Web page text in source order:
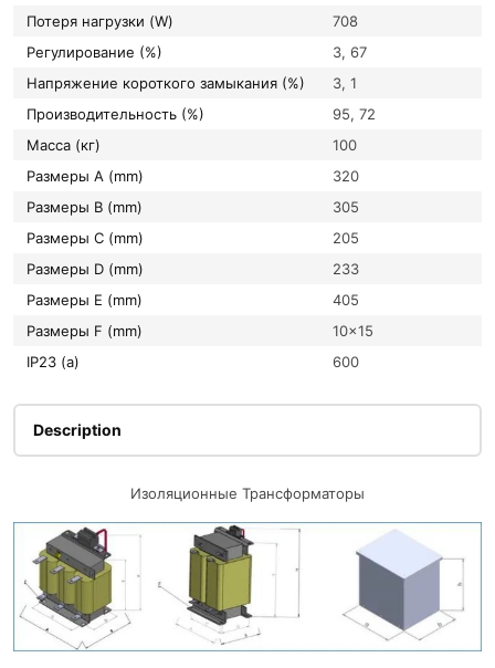
Потеря нагрузки (W)
708
Регулирование (%)
3, 67
Напряжение короткого замыкания (%)
3, 1
Производительность (%)
95, 72
Масса (кг)
100
Размеры A (mm)
320
Размеры B (mm)
305
Размеры C (mm)
205
Размеры D (mm)
233
Размеры E (mm)
405
Размеры F (mm)
10×15
IP23 (a)
600
Description
Изоляционные Трансформаторы